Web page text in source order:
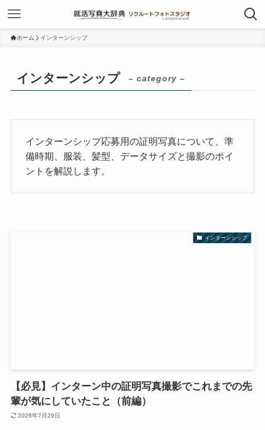
ホーム インターンシップ
インターンシップ – category –
インターンシップ応募用の証明写真について、準
備時期、服装、髪型、データサイズと撮影のポイ
ントを解説します。
インターンシップ
【必見】インターン中の証明写真撮影でこれまでの先
輩が気にしていたこと（前編）
2026年7月29日